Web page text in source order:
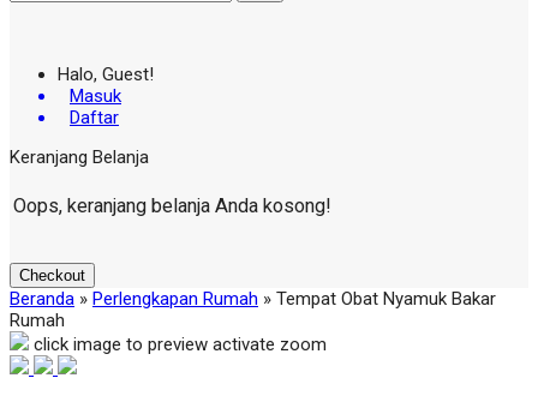
Halo, Guest!
Masuk
Daftar
Keranjang Belanja
Oops, keranjang belanja Anda kosong!
Checkout
Beranda » Perlengkapan Rumah » Tempat Obat Nyamuk Bakar
Rumah
click image to preview activate zoom